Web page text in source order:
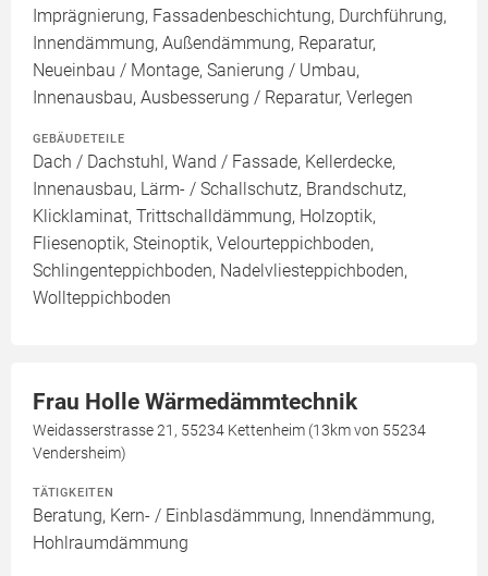
Imprägnierung, Fassadenbeschichtung, Durchführung,
Innendämmung, Außendämmung, Reparatur,
Neueinbau / Montage, Sanierung / Umbau,
Innenausbau, Ausbesserung / Reparatur, Verlegen
GEBÄUDETEILE
Dach / Dachstuhl, Wand / Fassade, Kellerdecke,
Innenausbau, Lärm- / Schallschutz, Brandschutz,
Klicklaminat, Trittschalldämmung, Holzoptik,
Fliesenoptik, Steinoptik, Velourteppichboden,
Schlingenteppichboden, Nadelvliesteppichboden,
Wollteppichboden
Frau Holle Wärmedämmtechnik
Weidasserstrasse 21, 55234 Kettenheim (13km von 55234
Vendersheim)
TÄTIGKEITEN
Beratung, Kern- / Einblasdämmung, Innendämmung,
Hohlraumdämmung